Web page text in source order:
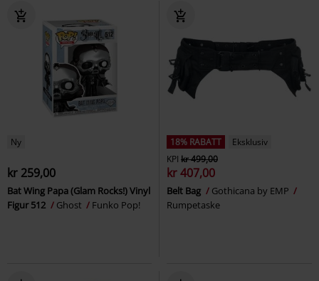
Ny
kr 259,00
Bat Wing Papa (Glam Rocks!) Vinyl
Figur 512
Ghost Funko Pop!
18% RABATT
Eksklusiv
KPI kr 499,00
kr 407,00
Belt Bag
Gothicana by EMP
Rumpetaske